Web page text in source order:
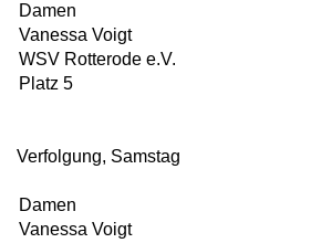
Damen
Vanessa Voigt
WSV Rotterode e.V.
Platz 5
Verfolgung, Samstag
Damen
Vanessa Voigt